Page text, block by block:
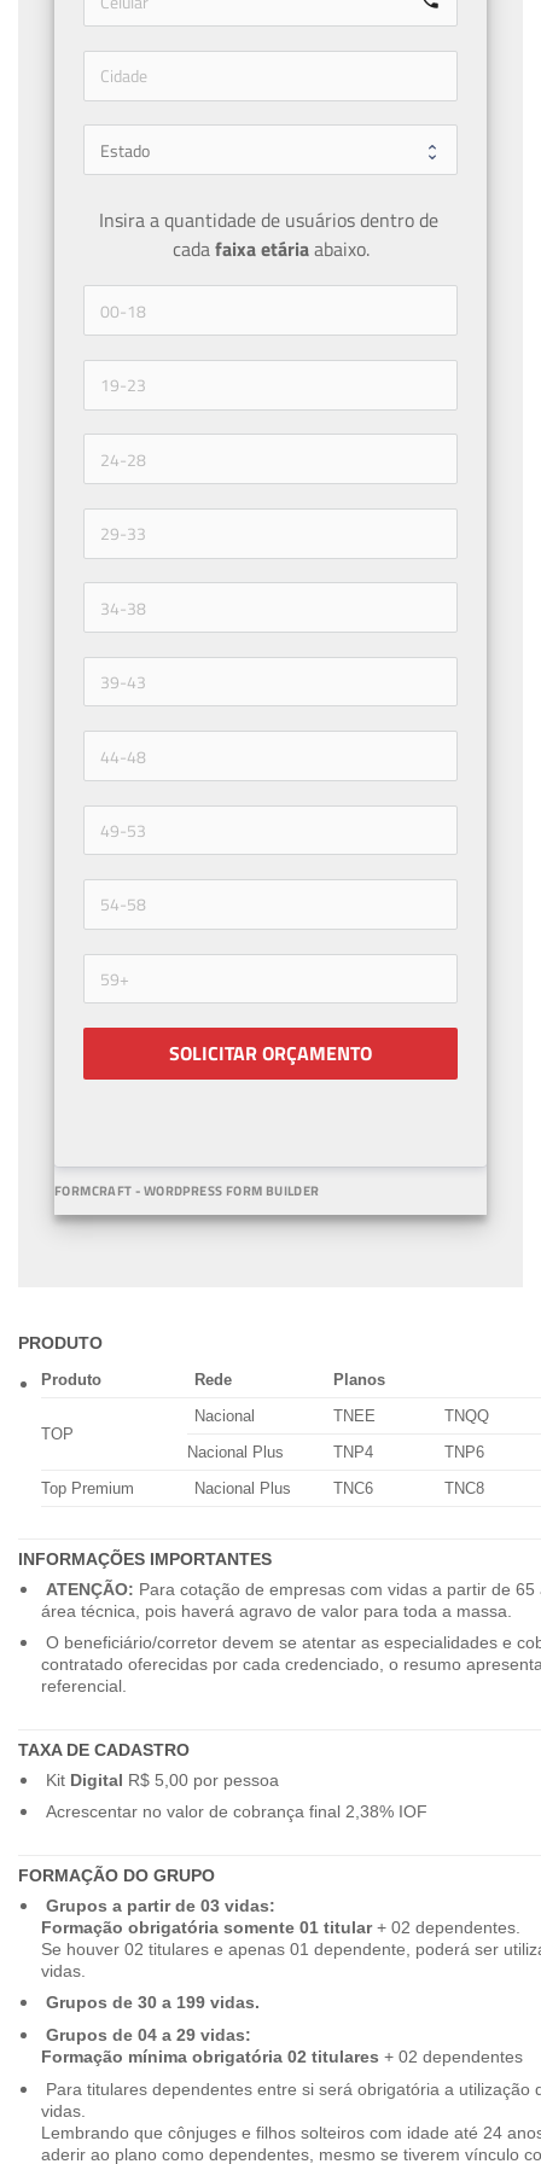
Insira a quantidade de usuários dentro de
cada faixa etária abaixo.
SOLICITAR ORÇAMENTO
FORMCRAFT - WORDPRESS FORM BUILDER
PRODUTO
Produto Rede Planos
TOP
Nacional TNEE
TNQQ
Nacional Plus
TNP4
TNP6
Top Premium
Nacional Plus TNC6 TNC8
INFORMAÇÕES IMPORTANTES
ATENÇÃO: Para cotação de empresas com vidas a partir de
área técnica, pois haverá agravo de valor para toda a massa.
O beneficiário/corretor devem se atentar as especialidades e
contratado oferecidas por cada credenciado, o resumo
referencial.
TAXA DE CADASTRO
Kit Digital R$ 5,00 por pessoa
Acrescentar no valor de cobrança final 2,38% IOF
FORMAÇÃO DO GRUPO
Grupos a partir de 03 vidas:
Formação obrigatória somente 01 titular+ 02 dependentes.
Se houver 02 titulares e apenas 01 dependente, poderá ser
vidas.
Grupos de 30 a 199 vidas.
Grupos de 04 a 29 vidas:
Formação mínima obrigatória 02 titulares + 02 dependentes
Para titulares dependentes entre si será obrigatória a utilização
vidas.
Lembrando que cônjuges e filhos solteiros com idade até 24
aderir ao plano como dependentes, mesmo se tiverem vínculo